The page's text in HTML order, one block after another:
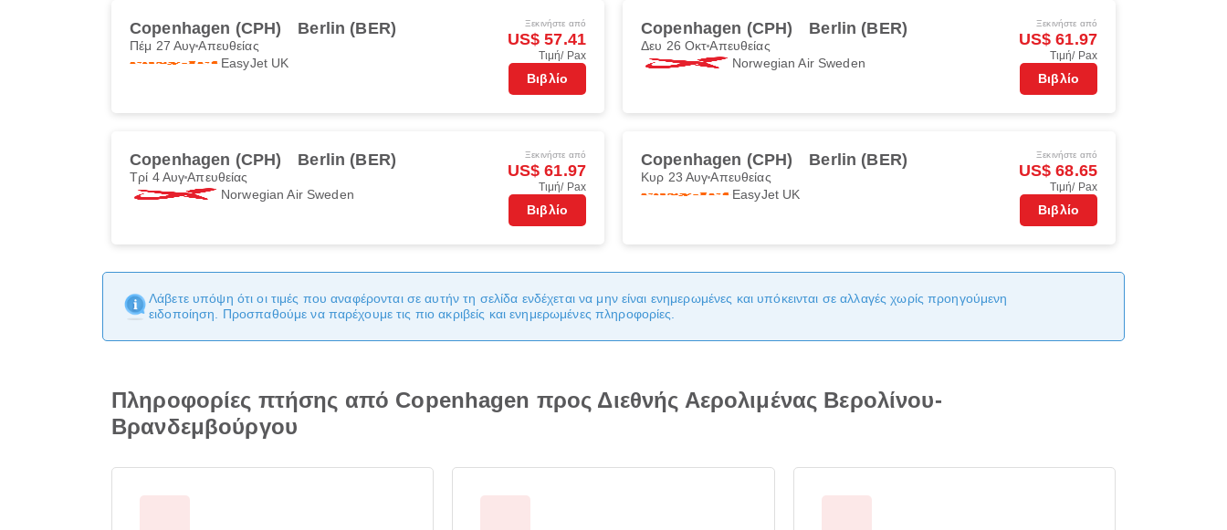
Copenhagen (CPH) Berlin (BER)
Πέμ 27 ΑυγΑπευθείας
EasyJet UK
Ξεκινήστε από
US$ 57.41
Τιμή/ Pax
Βιβλίο
Copenhagen (CPH) Berlin (BER)
Δευ 26 ΟκτΑπευθείας
Norwegian Air Sweden
Ξεκινήστε από
US$ 61.97
Τιμή/ Pax
Βιβλίο
Copenhagen (CPH) Berlin (BER)
Τρί 4 ΑυγΑπευθείας
Norwegian Air Sweden
Ξεκινήστε από
US$ 61.97
Τιμή/ Pax
Βιβλίο
Copenhagen (CPH) Berlin (BER)
Κυρ 23 ΑυγΑπευθείας
EasyJet UK
Ξεκινήστε από
US$ 68.65
Τιμή/ Pax
Βιβλίο
Λάβετε υπόψη ότι οι τιμές που αναφέρονται σε αυτήν τη σελίδα ενδέχεται να μην είναι ενημερωμένες και υπόκεινται σε αλλαγές χωρίς προηγούμενη
ειδοποίηση. Προσπαθούμε να παρέχουμε τις πιο ακριβείς και ενημερωμένες πληροφορίες.
Πληροφορίες πτήσης από Copenhagen προς Διεθνής Αερολιμένας Βερολίνου-
Βρανδεμβούργου